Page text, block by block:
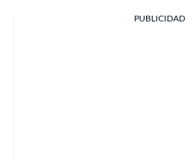
PUBLICIDAD